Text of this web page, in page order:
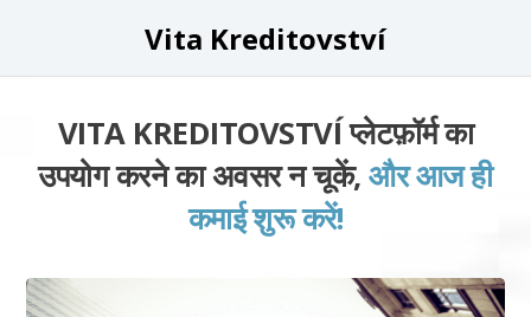
Vita Kreditovství
VITA KREDITOVSTVÍ प्लेटफ़ॉर्म का
उपयोग करने का अवसर न चूकें,और आज ही
कमाई शुरू करें!